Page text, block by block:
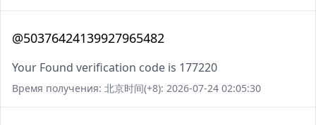
@50376424139927965482
Your Found verification code is 177220
Время получения: 北京时间(+8): 2026-07-24 02:05:30